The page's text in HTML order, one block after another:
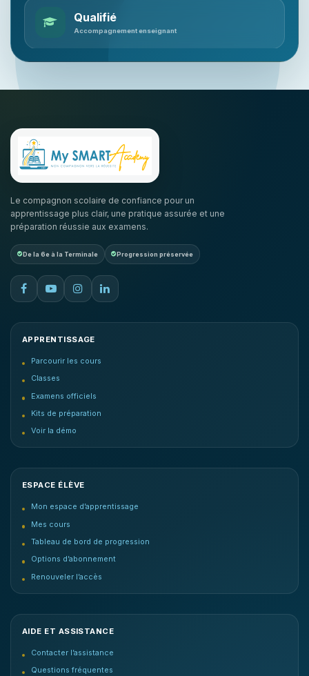
Qualifié
Accompagnement enseignant
Le compagnon scolaire de confiance pour un
apprentissage plus clair, une pratique assurée et une
préparation réussie aux examens.
De la 6e à la Terminale Progression préservée
APPRENTISSAGE
Parcourir les cours
Classes
Examens officiels
Kits de préparation
Voir la démo
ESPACE ÉLÈVE
Mon espace d’apprentissage
Mes cours
Tableau de bord de progression
Options d’abonnement
Renouveler l’accès
AIDE ET ASSISTANCE
Contacter l’assistance
Questions fréquentes